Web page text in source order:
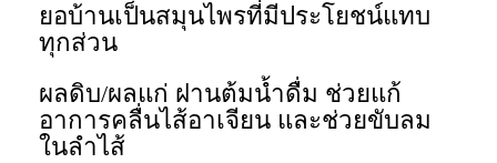
ยอบ้านเป็นสมุนไพรที่มีประโยชน์แทบ
ทุกส่วน
ผลดิบ/ผลแก่ ฝานต้มน้ำดื่ม ช่วยแก้
อาการคลื่นไส้อาเจียน และช่วยขับลม
ในลำไส้